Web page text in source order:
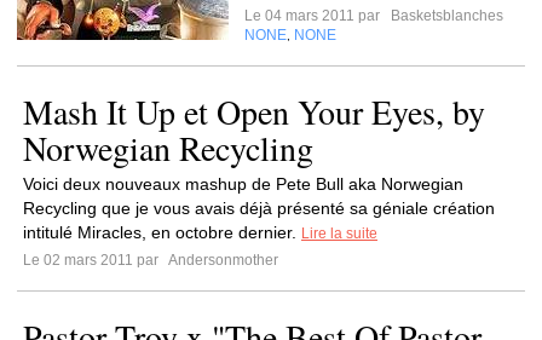
Le 04 mars 2011 par
Basketsblanches
NONE NONE
Mash It Up et Open Your Eyes, by
Norwegian Recycling
Voici deux nouveaux mashup de Pete Bull aka Norwegian
Recycling que je vous avais déjà présenté sa géniale création
intitulé Miracles, en octobre dernier.
Lire la suite
Le 02 mars 2011 par Andersonmother